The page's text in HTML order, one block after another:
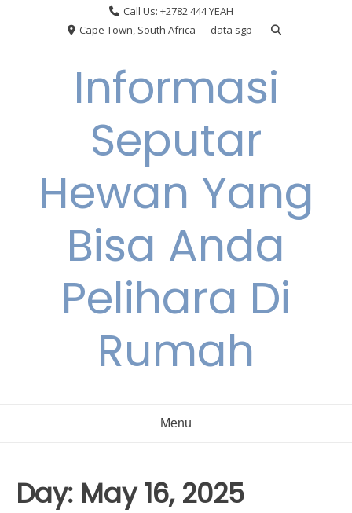
Call Us: +2782 444 YEAH
Cape Town, South Africa
data sgp
Informasi
Seputar
Hewan Yang
Bisa Anda
Pelihara Di
Rumah
Menu
Day: May 16, 2025